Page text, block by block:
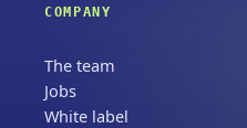
COMPANY
The team
Jobs
White label